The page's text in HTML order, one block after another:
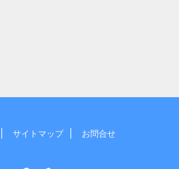
サイトマップ お問合せ